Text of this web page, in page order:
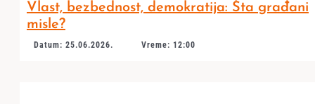
Vlast, bezbednost, demokratija: Šta građani
misle?
Datum: 25.06.2026. Vreme: 12:00